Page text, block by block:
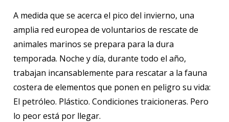
A medida que se acerca el pico del invierno, una
amplia red europea de voluntarios de rescate de
animales marinos se prepara para la dura
temporada. Noche y día, durante todo el año,
trabajan incansablemente para rescatar a la fauna
costera de elementos que ponen en peligro su vida:
El petróleo. Plástico. Condiciones traicioneras. Pero
lo peor está por llegar.